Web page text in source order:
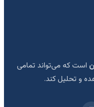
است که می‌تواند تمامی
و تحلیل کند.